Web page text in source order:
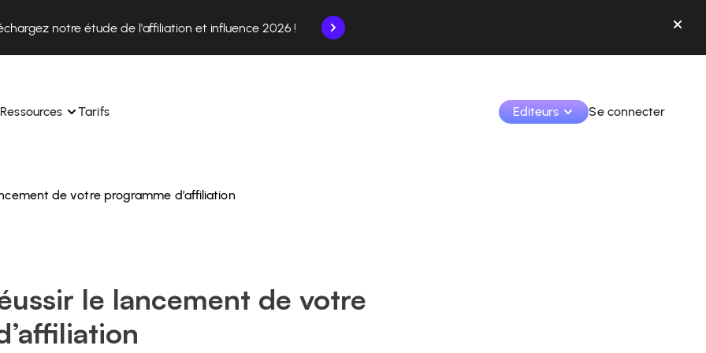
notre étude de l'affiliation et influence 2026 !
en un seul endroit.
de vos affiliés en toute
Ressources
Apprenez à utiliser la plateforme pas à pas.
Suivez nos conseils, actus et tendances du secteur.
Tarifs Editeurs Se connecter
de votre programme d’affiliation
le lancement de votre